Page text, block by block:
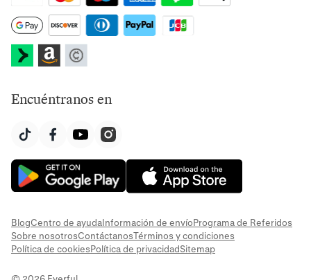
Encuéntranos en
BlogCentro de ayudaInformación de envíoPrograma de Referidos
Sobre nosotrosContáctanosTérminos y condiciones
Política de cookiesPolítica de privacidadSitemap